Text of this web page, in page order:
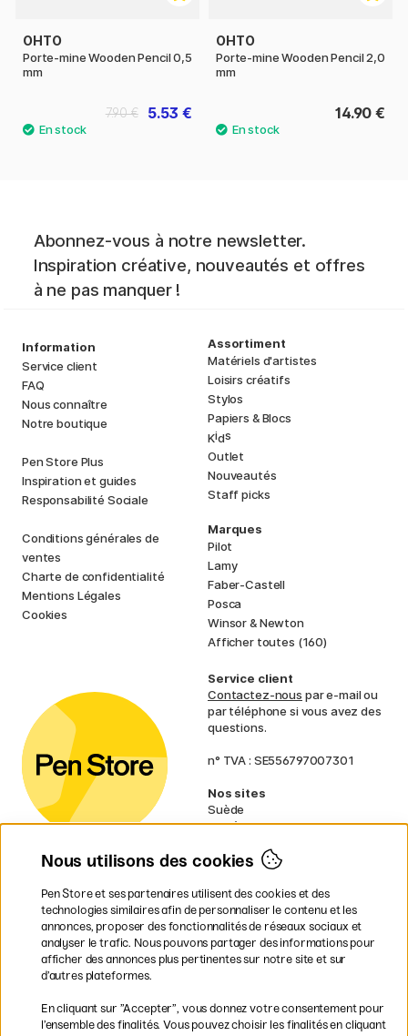
OHTO
Porte-mine Wooden Pencil 0,5
mm
5.53 €
7.90 €
OHTO
Porte-mine Wooden Pencil 2,0
mm
14.90 €
Abonnez-vous à notre newsletter.
Inspiration créative, nouveautés et offres
à ne pas manquer !
Information
Service client
FAQ
Nous connaître
Notre boutique
Pen Store Plus
Inspiration et guides
Responsabilité Sociale
Conditions générales de
ventes
Charte de confidentialité
Mentions Légales
Cookies
Assortiment
Matériels d'artistes
Loisirs créatifs
Stylos
Papiers & Blocs
Kids
Outlet
Nouveautés
Staff picks
Marques
Pilot
Lamy
Faber-Castell
Posca
Winsor & Newton
Afficher toutes (160)
Service client
Contactez-nous par e-mail ou
par téléphone si vous avez des
questions.
n° TVA : SE556797007301
Nos sites
Suède
Norvège
Finlande
Irlande
Pays-Bas
Royaume-Uni
UE
volumineux.
Nous utilisons des cookies
Pen Store et ses partenaires utilisent des cookies et des
technologies similaires afin de personnaliser le contenu et les
annonces, proposer des fonctionnalités de réseaux sociaux et
analyser le trafic. Nous pouvons partager des informations pour
afficher des annonces plus pertinentes sur notre site et sur
d’autres plateformes.
En cliquant sur ”Accepter”, vous donnez votre consentement pour
l’ensemble des finalités. Vous pouvez choisir les finalités en cliquant